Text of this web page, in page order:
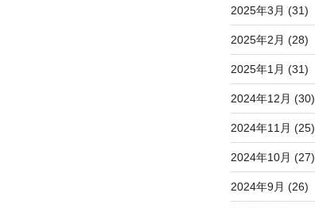
2025年3月 (31)
2025年2月 (28)
2025年1月 (31)
2024年12月 (30)
2024年11月 (25)
2024年10月 (27)
2024年9月 (26)